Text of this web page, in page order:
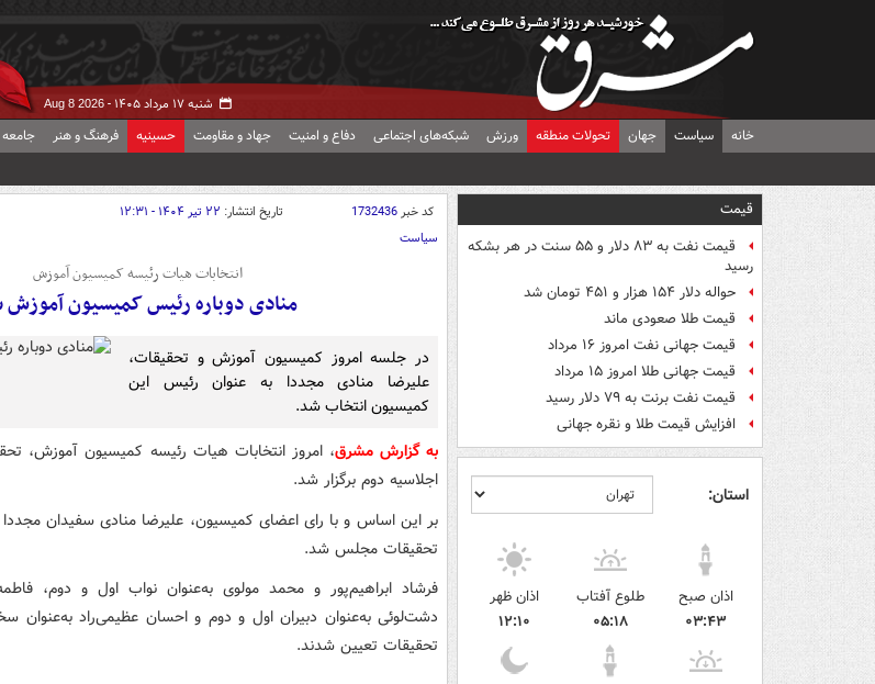
شنبه ۱۷ مرداد ۱۴۰۵ - Aug 8 2026
خانه سیاست جهان تحولات منطقه ورزش شبکه‌های اجتماعی دفاع و امنیت جهاد و مقاومت حسینیه فرهنگ و هنر جامعه
قیمت
قیمت نفت به ۸۳ دلار و ۵۵ سنت در هر بشکه
رسید
حواله دلار ۱۵۴ هزار و ۴۵۱ تومان شد
قیمت طلا صعودی ماند
قیمت جهانی نفت امروز ۱۶ مرداد
قیمت جهانی طلا امروز ۱۵ مرداد
قیمت نفت برنت به ۷۹ دلار رسید
افزایش قیمت طلا و نقره جهانی
استان:
اذان صبح
۰۳:۴۳
طلوع آفتاب
۰۵:۱۸
اذان ظهر
۱۲:۱۰
کد خبر1732436 تاریخ انتشار: ۲۲ تیر ۱۴۰۴ - ۱۲:۳۱
سیاست
انتخابات هیات رئیسه کمیسیون آموزش
منادی دوباره رئیس کمیسیون
در جلسه امروز کمیسیون آموزش و تحقیقات،‌
علیرضا منادی مجددا به عنوان رئیس این
کمیسیون انتخاب شد.
به گزارش مشرق، امروز انتخابات هیات‌ رئیسه کمیسیون آموزش،
اجلاسیه دوم برگزار شد.
بر این اساس و با رای اعضای کمیسیون، علیرضا منادی سفیدان
تحقیقات مجلس شد.
فرشاد ابراهیم‌پور و محمد مولوی به‌عنوان نواب اول و دوم،
دشت‌لوئی به‌عنوان دبیران اول و دوم و احسان عظیمی‌راد
تحقیقات تعیین شدند.